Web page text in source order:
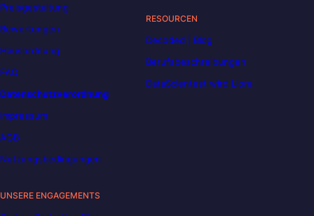
Preisgestaltung
Bewertungen
Hausordnung
FAQ
Datenschutzverordnung
Impressum
AGB
Nutzungsbedingungen
RESOURCEN
Decoded | Blog
Berufsbeschreibungen
DataScientest wird Liora
UNSERE ENGAGEMENTS